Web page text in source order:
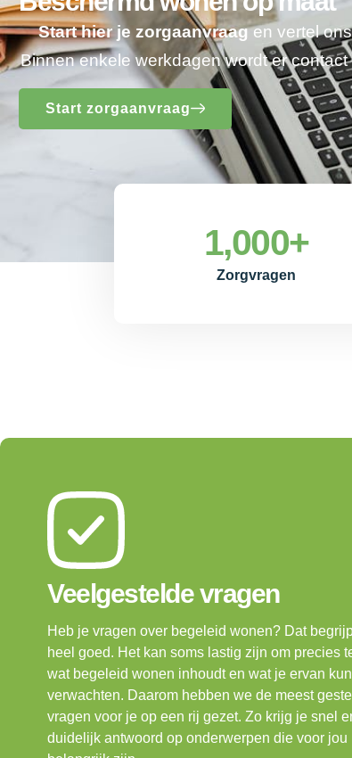
Start hier je zorgaanvraagen vertel
Binnen enkele werkdagen wordt er
Start zorgaanvraag
Zorgvragen
1,000+
Veelgestelde vragen
Heb je vragen over begeleid wonen? Dat
heel goed. Het kan soms lastig zijn om precies
wat begeleid wonen inhoudt en wat je ervan
verwachten. Daarom hebben we de meest
vragen voor je op een rij gezet. Zo krijg je snel
duidelijk antwoord op onderwerpen die voor jou